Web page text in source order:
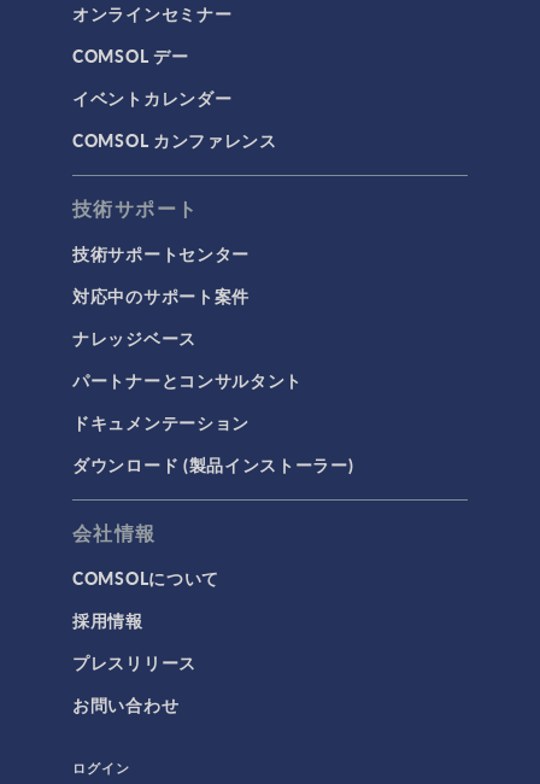
オンラインセミナー
COMSOL デー
イベントカレンダー
COMSOL カンファレンス
技術サポート
技術サポートセンター
対応中のサポート案件
ナレッジベース
パートナーとコンサルタント
ドキュメンテーション
ダウンロード (製品インストーラー)
会社情報
COMSOLについて
採用情報
プレスリリース
お問い合わせ
ログイン